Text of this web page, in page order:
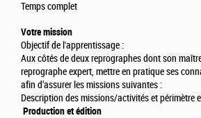
Temps complet
Votre mission
Objectif de l'apprentissage :
Aux côtés de deux reprographes dont son
reprographe expert, mettre en pratique ses
afin d’assurer les missions suivantes :
Description des missions/activités et périmètre
Production et édition